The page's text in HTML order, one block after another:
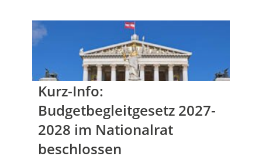
Kurz-Info:
Budgetbegleitgesetz 2027-
2028 im Nationalrat
beschlossen